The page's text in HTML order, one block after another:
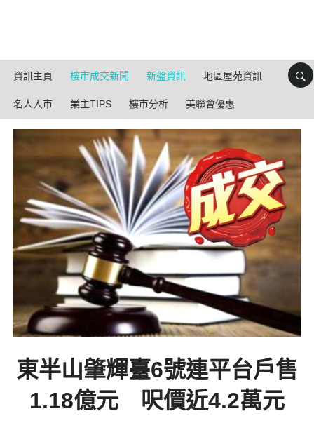
資訊主頁 樓市成交新聞 新盤資訊 地區屋苑資訊
名人入市 業主TIPS 樓市分析 美聯會優惠
東半山肇輝臺6號連平台戶售
1.18億元 呎價近4.2萬元